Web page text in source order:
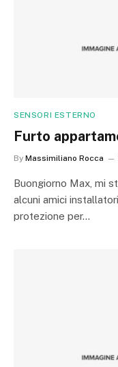
SENSORI ESTERNO
Furto
By Massimiliano Rocca
Buongiorno Max, mi
alcuni amici
protezione per…